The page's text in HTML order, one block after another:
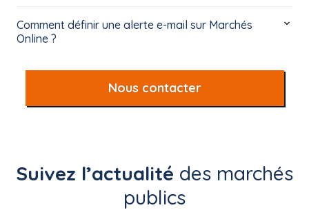
Comment définir une alerte e-mail sur Marchés
Online ?
Nous contacter
Suivez l’actualité des marchés
publics